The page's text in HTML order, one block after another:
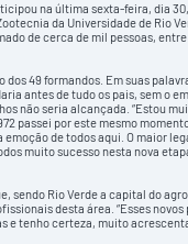
na última sexta-feira, dia
da Universidade de Rio
de cerca de mil pessoas,
49 formandos. Em suas
antes de tudo os pais, sem o
não seria alcançada. “Estou
passei por este mesmo
de todos aqui. O maior
muito sucesso nesta nova
sendo Rio Verde a capital do
desta área. “Esses
e tenho certeza, muito